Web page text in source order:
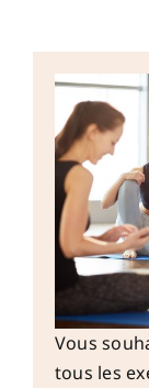
Vous
tous les